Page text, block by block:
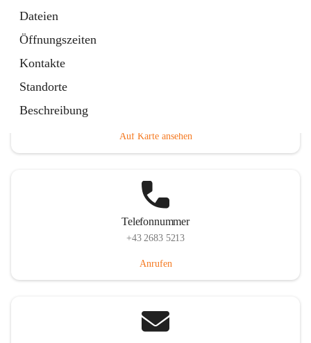
Dateien
Öffnungszeiten
Kontakte
Standorte
Beschreibung
Auf Karte ansehen
Telefonnummer
+43 2683 5213
Anrufen